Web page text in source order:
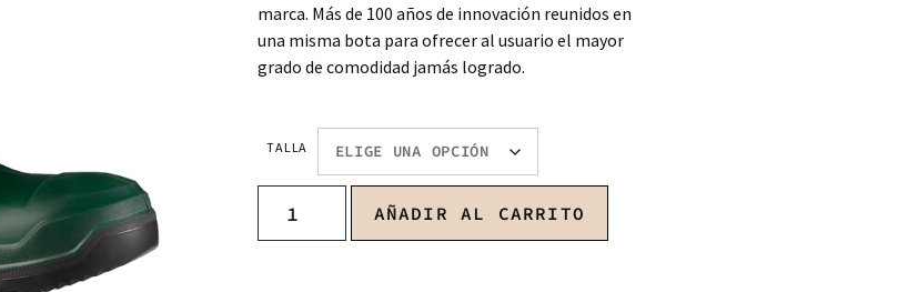
marca. Más de 100 años de innovación reunidos en
una misma bota para ofrecer al usuario el mayor
grado de comodidad jamás logrado.
TALLA
AÑADIR AL CARRITO